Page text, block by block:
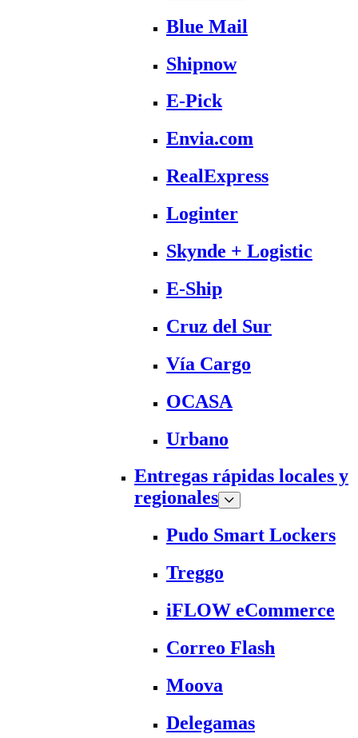
Blue Mail
Shipnow
E-Pick
Envia.com
RealExpress
Loginter
Skynde + Logistic
E-Ship
Cruz del Sur
Vía Cargo
OCASA
Urbano
Entregas rápidas locales y
regionales
Pudo Smart Lockers
Treggo
iFLOW eCommerce
Correo Flash
Moova
Delegamas